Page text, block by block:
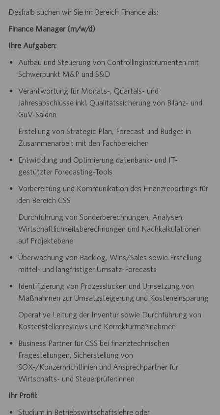
Deshalb suchen wir Sie im Bereich Finance als:
Finance Manager (m/w/d)
Ihre Aufgaben:
Aufbau und Steuerung von Controllinginstrumenten mit
Schwerpunkt M&P und S&D
Verantwortung für Monats-, Quartals- und
Jahresabschlüsse inkl. Qualitätssicherung von Bilanz- und
GuV-Salden
Erstellung von Strategic Plan, Forecast und Budget in
Zusammenarbeit mit den Fachbereichen
Entwicklung und Optimierung datenbank- und IT-
gestützter Forecasting-Tools
Vorbereitung und Kommunikation des Finanzreportings für
den Bereich CSS
Durchführung von Sonderberechnungen, Analysen,
Wirtschaftlichkeitsberechnungen und Nachkalkulationen
auf Projektebene
Überwachung von Backlog, Wins/Sales sowie Erstellung
mittel- und langfristiger Umsatz-Forecasts
Identifizierung von Prozesslücken und Umsetzung von
Maßnahmen zur Umsatzsteigerung und Kosteneinsparung
Operative Leitung der Inventur sowie Durchführung von
Kostenstellenreviews und Korrekturmaßnahmen
Business Partner für CSS bei finanztechnischen
Fragestellungen, Sicherstellung von
SOX-/Konzernrichtlinien und Ansprechpartner für
Wirtschafts- und Steuerprüfer:innen
Ihr Profil:
Studium in Betriebswirtschaftslehre oder